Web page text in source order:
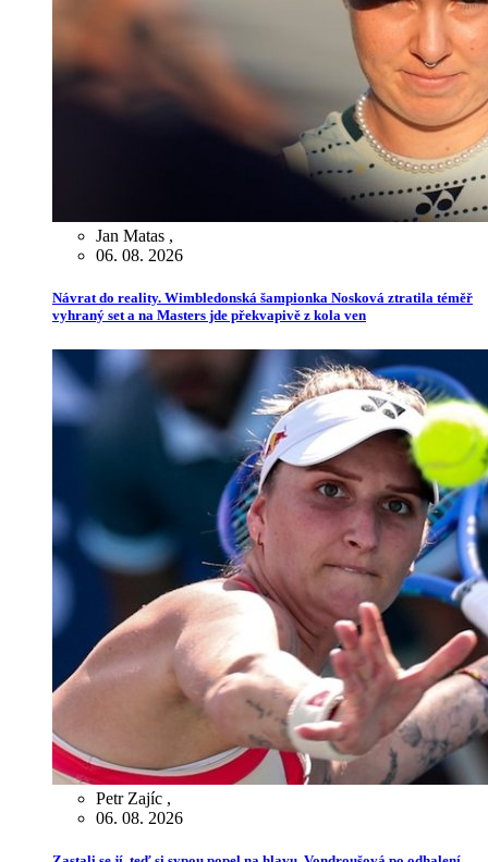
Jan Matas ,
06. 08. 2026
Návrat do reality. Wimbledonská šampionka Nosková ztratila téměř
vyhraný set a na Masters jde překvapivě z kola ven
Petr Zajíc ,
06. 08. 2026